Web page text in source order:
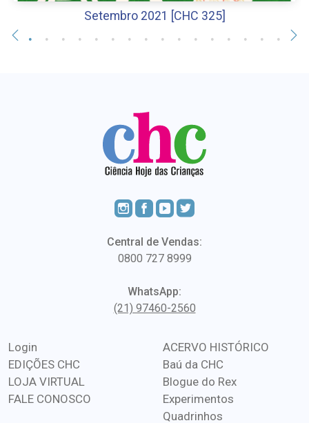
Setembro 2021 [CHC 325]
Central de Vendas:
0800 727 8999
WhatsApp:
(21) 97460-2560
Login
EDIÇÕES CHC
LOJA VIRTUAL
FALE CONOSCO
ACERVO HISTÓRICO
Baú da CHC
Blogue do Rex
Experimentos
Quadrinhos